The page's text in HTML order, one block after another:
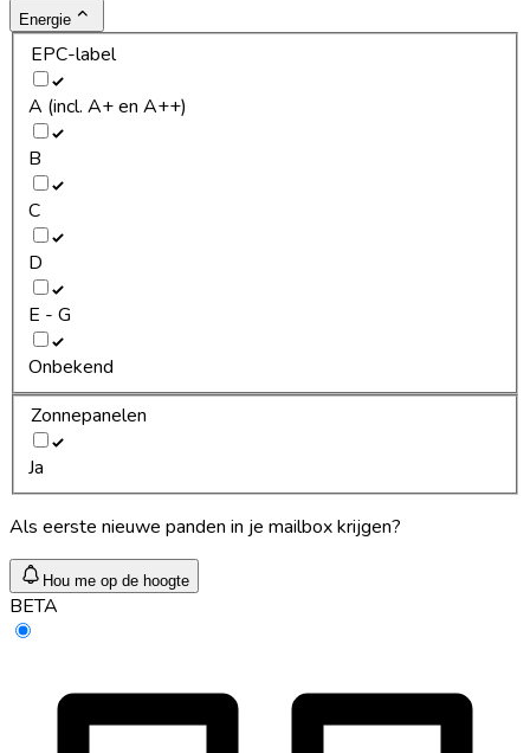
Energie
EPC-label
A (incl. A+ en A++)
B
C
D
E - G
Onbekend
Zonnepanelen
Ja
Als eerste nieuwe panden in je mailbox krijgen?
Hou me op de hoogte
BETA